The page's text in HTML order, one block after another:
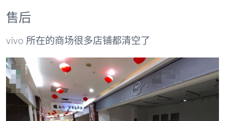
售后
vivo 所在的商场很多店铺都清空了